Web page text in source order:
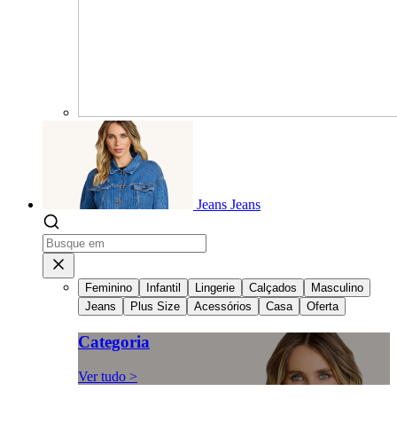
Jeans Jeans
Feminino Infantil Lingerie Calçados
Masculino
Jeans
Plus Size Acessórios Casa Oferta
Categoria
Ver tudo >